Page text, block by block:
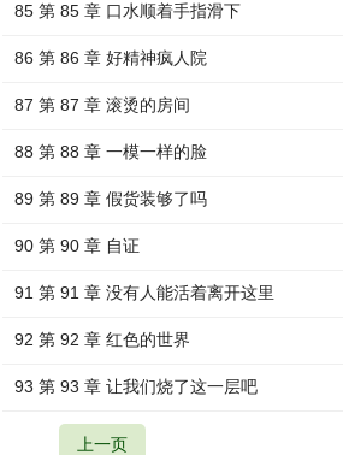
85 第 85 章 口水顺着手指滑下
86 第 86 章 好精神疯人院
87 第 87 章 滚烫的房间
88 第 88 章 一模一样的脸
89 第 89 章 假货装够了吗
90 第 90 章 自证
91 第 91 章 没有人能活着离开这里
92 第 92 章 红色的世界
93 第 93 章 让我们烧了这一层吧
上一页